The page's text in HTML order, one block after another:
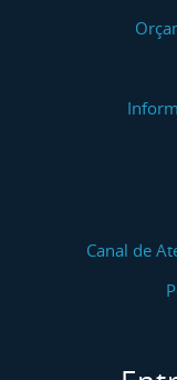
Canal de